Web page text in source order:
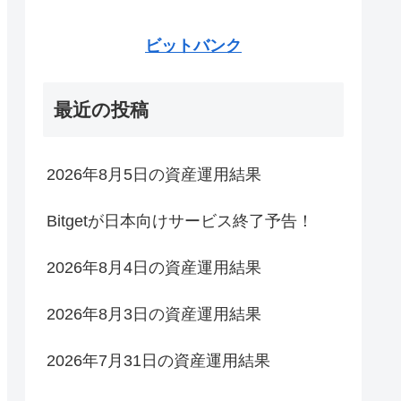
ビットバンク
最近の投稿
2026年8月5日の資産運用結果
Bitgetが日本向けサービス終了予告！
2026年8月4日の資産運用結果
2026年8月3日の資産運用結果
2026年7月31日の資産運用結果